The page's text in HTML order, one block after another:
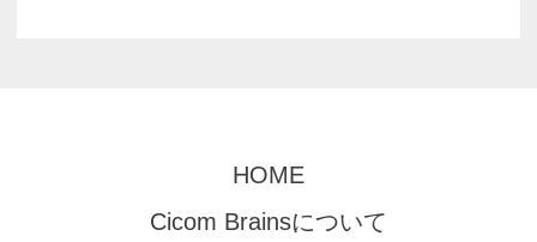
HOME
Cicom Brainsについて